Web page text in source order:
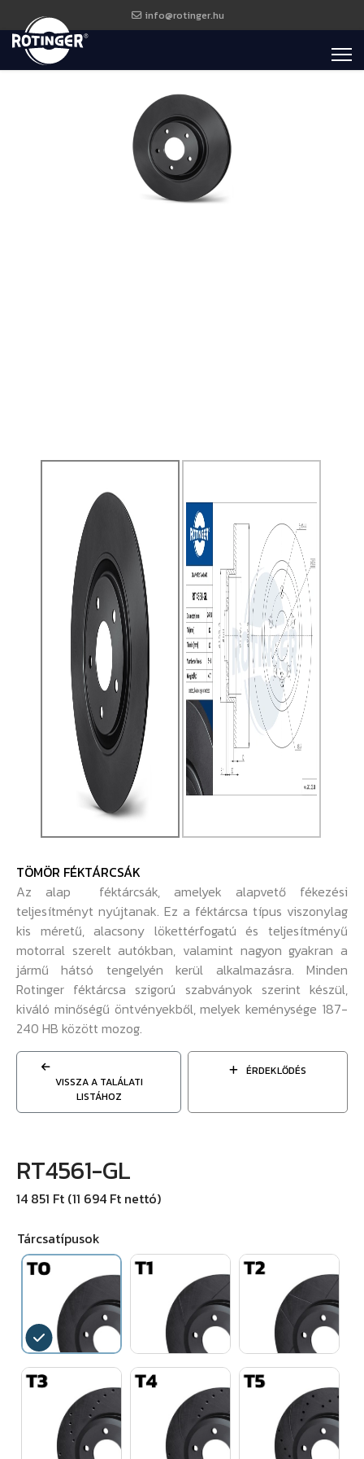
info@rotinger.hu
TÖMÖR FÉKTÁRCSÁK
Az alap féktárcsák, amelyek alapvető fékezési
teljesítményt nyújtanak. Ez a féktárcsa típus viszonylag
kis méretű, alacsony lökettérfogatú és teljesítményű
motorral szerelt autókban, valamint nagyon gyakran a
jármű hátsó tengelyén kerül alkalmazásra. Minden
Rotinger féktárcsa szigorú szabványok szerint készül,
kiváló minőségű öntvényekből, melyek keménysége 187-
240 HB között mozog.
VISSZA A TALÁLATI
LISTÁHOZ
ÉRDEKLŐDÉS
RT4561-GL
14 851 Ft (11 694 Ft nettó)
Tárcsatípusok